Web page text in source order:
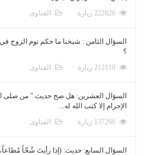
الفتاوى
السؤال الثامن : شيخنا ما حكم نوم الزوج
؟
الفتاوى
السؤال العشرين: هل صح حديث " من صلى
الإحرام إلا كتب الله له...
الفتاوى
السؤال السابع: حديث: (إذا رأيتَ شُحّاً